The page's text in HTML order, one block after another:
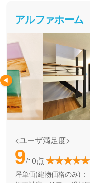
アルファホーム
<ユーザ満足度>
9/10点
坪単価(建物価格のみ)：